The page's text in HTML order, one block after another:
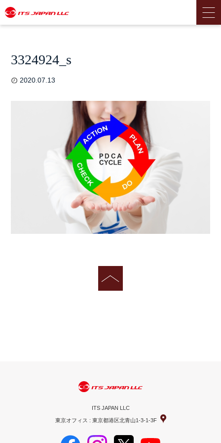
3324924_s
2020.07.13
ITS JAPAN LLC
東京オフィス : 東京都港区北青山1-3-1-3F